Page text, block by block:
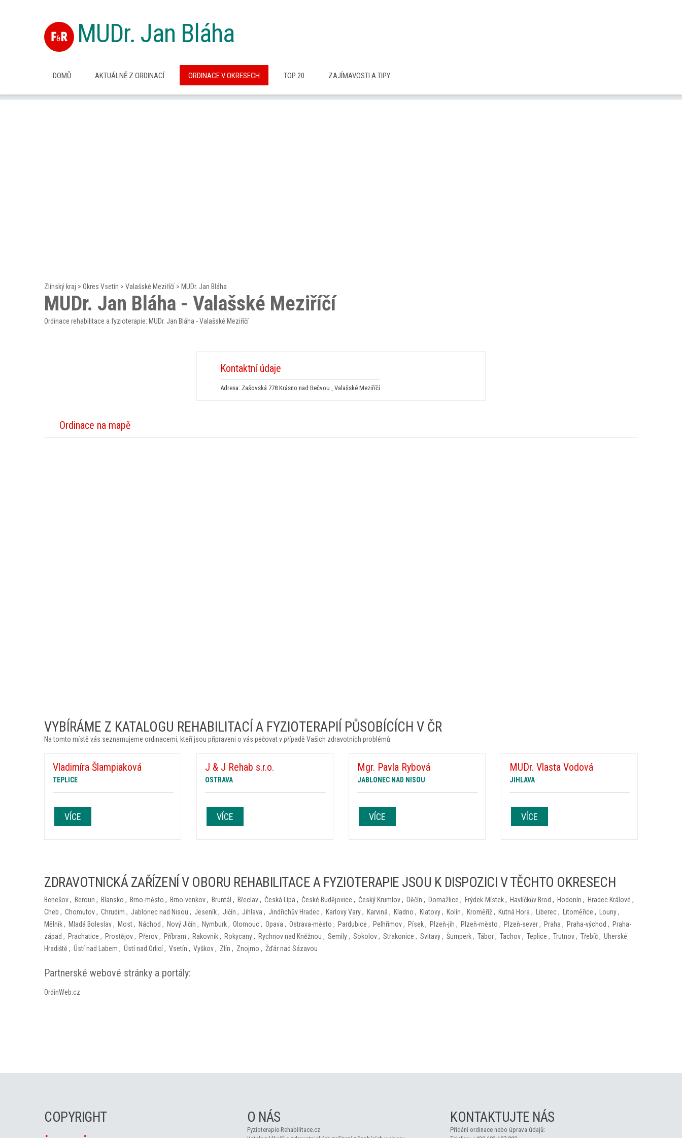
MUDr. Jan Bláha
DOMŮ AKTUÁLNĚ Z ORDINACÍ ORDINACE V OKRESECH TOP 20 ZAJÍMAVOSTI A TIPY
Zlínský kraj > Okres Vsetín > Valašské Meziříčí> MUDr. Jan Bláha
MUDr. Jan Bláha - Valašské Meziříčí
Ordinace rehabilitace a fyzioterapie: MUDr. Jan Bláha - Valašské Meziříčí
Kontaktní údaje
Adresa: Zašovská 778 Krásno nad Bečvou , Valašské Meziříčí
Ordinace na mapě
VYBÍRÁME Z KATALOGU REHABILITACÍ A FYZIOTERAPIÍ PŮSOBÍCÍCH V ČR
Na tomto místě vás seznamujeme ordinacemi, kteří jsou připraveni o vás pečovat v případě Vašich zdravotních problémů.
Vladimíra Šlampiaková
TEPLICE
VÍCE
J & J Rehab s.r.o.
OSTRAVA
VÍCE
Mgr. Pavla Rybová
JABLONEC NAD NISOU
VÍCE
MUDr. Vlasta Vodová
JIHLAVA
VÍCE
ZDRAVOTNICKÁ ZAŘÍZENÍ V OBORU REHABILITACE A FYZIOTERAPIE JSOU K DISPOZICI V TĚCHTO OKRESECH
Benešov, Beroun , Blansko , Brno-město , Brno-venkov, Bruntál , Břeclav, Česká Lípa , České Budějovice , Český Krumlov, Děčín , Domažlice , Frýdek-Místek, Havlíčkův Brod , Hodonín , Hradec Králové ,
Cheb , Chomutov, Chrudim , Jablonec nad Nisou , Jeseník, Jičín , Jihlava , Jindřichův Hradec, Karlovy Vary, Karviná , Kladno , Klatovy, Kolín , Kroměříž, Kutná Hora , Liberec, Litoměřice , Louny,
Mělník, Mladá Boleslav, Most, Náchod , Nový Jičín , Nymburk, Olomouc, Opava , Ostrava-město , Pardubice , Pelhřimov, Písek, Plzeň-jih , Plzeň-město , Plzeň-sever, Praha , Praha-východ , Praha-
západ , Prachatice , Prostějov, Přerov, Příbram , Rakovník, Rokycany, Rychnov nad Kněžnou , Semily, Sokolov, Strakonice , Svitavy, Šumperk, Tábor, Tachov, Teplice , Trutnov, Třebíč, Uherské
Hradiště , Ústí nad Labem , Ústí nad Orlicí, Vsetín , Vyškov, Zlín , Znojmo , Žďár nad Sázavou
Partnerské webové stránky a portály:
OrdinWeb.cz
COPYRIGHT O NÁS
Fyzioterapie-Rehabilitace.cz
KONTAKTUJTE NÁS
Přidání ordinace nebo úprava údajů: